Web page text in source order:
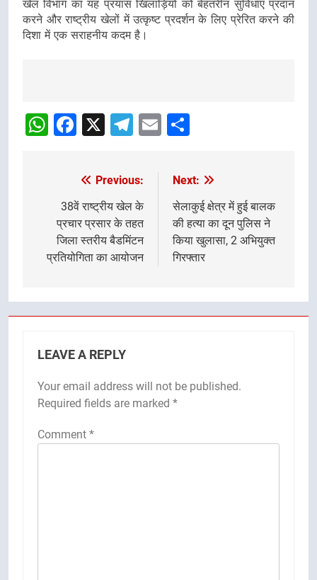
खेल विभाग का यह प्रयास खिलाड़ियों को बेहतरीन सुविधाएं प्रदान
करने और राष्ट्रीय खेलों में उत्कृष्ट प्रदर्शन के लिए प्रेरित करने की
दिशा में एक सराहनीय कदम है।
Navigation
WhatsApp
Facebook
X Telegram
Email
navigation
Previous:
38वें राष्ट्रीय खेल के
प्रचार प्रसार के तहत
जिला स्तरीय बैडमिंटन
प्रतियोगिता का आयोजन
Next:
सेलाकुई क्षेत्र में हुई बालक
की हत्या का दून पुलिस ने
किया खुलासा, 2 अभियुक्त
गिरफ्तार
LEAVE A REPLY
Your email address will not be published.
Required fields are marked *
Comment *